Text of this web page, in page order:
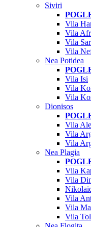
Siviri
Vila
Vila
Vila
Vila
Nea Potidea
Vila Isi
Vila
Vila
Dionisos
Vila
Vila
Vila
Nea Plagia
Vila
Vila
Vila
Vila
Vila